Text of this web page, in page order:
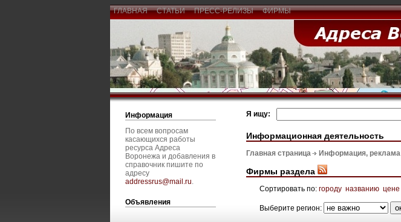
ГЛАВНАЯ СТАТЬИ ПРЕСС-РЕЛИЗЫ ФИРМЫ
Информация
По всем вопросам
касающихся работы
ресурса Адреса
Воронежа и добавления в
справочник пишите по
адресу
addressrus@mail.ru.
Объявления
Я ищу:
Информационная деятельность
Главная страница Информация, реклама
Фирмы раздела
Сортировать по: городу названию цене
Выберите регион: